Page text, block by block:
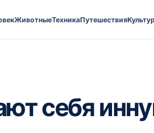
ЖивотныеТехникаПутешествия
себя